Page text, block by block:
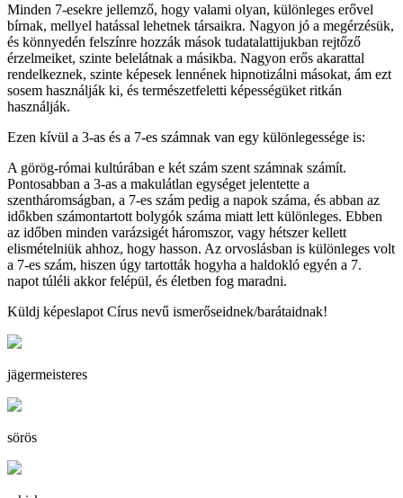
Minden 7-esekre jellemző, hogy valami olyan, különleges erővel
bírnak, mellyel hatással lehetnek társaikra. Nagyon jó a megérzésük,
és könnyedén felszínre hozzák mások tudatalattijukban rejtőző
érzelmeiket, szinte belelátnak a másikba. Nagyon erős akarattal
rendelkeznek, szinte képesek lennének hipnotizálni másokat, ám ezt
sosem használják ki, és természetfeletti képességüket ritkán
használják.
Ezen kívül a 3-as és a 7-es számnak van egy különlegessége is:
A görög-római kultúrában e két szám szent számnak számít.
Pontosabban a 3-as a makulátlan egységet jelentette a
szentháromságban, a 7-es szám pedig a napok száma, és abban az
időkben számontartott bolygók száma miatt lett különleges. Ebben
az időben minden varázsigét háromszor, vagy hétszer kellett
elismételniük ahhoz, hogy hasson. Az orvoslásban is különleges volt
a 7-es szám, hiszen úgy tartották hogyha a haldokló egyén a 7.
napot túléli akkor felépül, és életben fog maradni.
Küldj képeslapot Círus nevű ismerőseidnek/barátaidnak!
jägermeisteres
sörös